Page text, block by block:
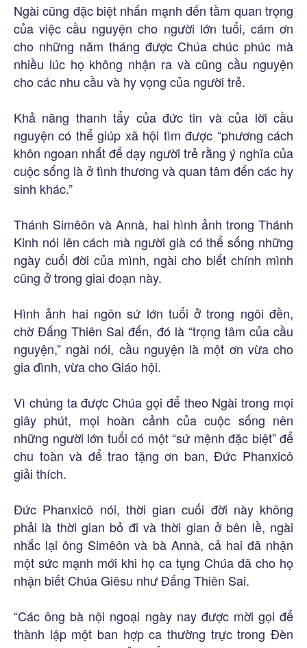
Ngài cũng đặc biệt nhấn mạnh đến tầm quan trọng
của việc cầu nguyện cho người lớn tuổi, cám ơn
cho những năm tháng được Chúa chúc phúc mà
nhiều lúc họ không nhận ra và cũng cầu nguyện
cho các nhu cầu và hy vọng của người trẻ.
Khả năng thanh tẩy của đức tin và của lời cầu
nguyện có thể giúp xã hội tìm được “phương cách
khôn ngoan nhất để dạy người trẻ rằng ý nghĩa của
cuộc sống là ở tình thương và quan tâm đến các hy
sinh khác.”
Thánh Simêôn và Annà, hai hình ảnh trong Thánh
Kinh nói lên cách mà người già có thể sống những
ngày cuối đời của mình, ngài cho biết chính mình
cũng ở trong giai đoạn này.
Hình ảnh hai ngôn sứ lớn tuổi ở trong ngôi đền,
chờ Đấng Thiên Sai đến, đó là “trọng tâm của cầu
nguyện,” ngài nói, cầu nguyện là một ơn vừa cho
gia đình, vừa cho Giáo hội.
Vì chúng ta được Chúa gọi để theo Ngài trong mọi
giây phút, mọi hoàn cảnh của cuộc sống nên
những người lớn tuổi có một “sứ mệnh đặc biệt” để
chu toàn và để trao tặng ơn ban, Đức Phanxicô
giải thích.
Đức Phanxicô nói, thời gian cuối đời này không
phải là thời gian bỏ đi và thời gian ở bên lề, ngài
nhắc lại ông Simêôn và bà Annà, cả hai đã nhận
một sức mạnh mới khi họ ca tụng Chúa đã cho họ
nhận biết Chúa Giêsu như Đấng Thiên Sai.
“Các ông bà nội ngoại ngày nay được mời gọi để
thành lập một ban hợp ca thường trực trong Đèn